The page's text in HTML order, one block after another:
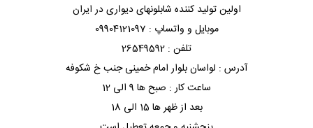
اولین تولید کننده شابلونهای دیواری در ایران
موبایل و واتساپ : 09904121097
تلفن : 26549592
آدرس : لواسان بلوار امام خمینی جنب خ شکوفه
ساعت کار : صبح ها 9 الی 12
بعد از ظهر ها 15 الی 18